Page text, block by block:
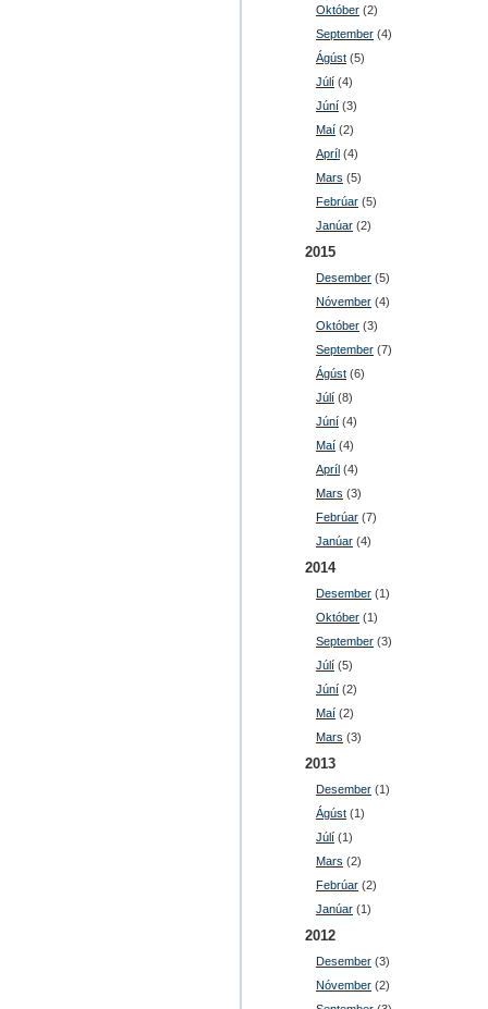
Október (2)
September (4)
Ágúst (5)
Júlí (4)
Júní (3)
Maí (2)
Apríl (4)
Mars (5)
Febrúar (5)
Janúar (2)
2015
Desember (5)
Nóvember (4)
Október (3)
September (7)
Ágúst (6)
Júlí (8)
Júní (4)
Maí (4)
Apríl (4)
Mars (3)
Febrúar (7)
Janúar (4)
2014
Desember (1)
Október (1)
September (3)
Júlí (5)
Júní (2)
Maí (2)
Mars (3)
2013
Desember (1)
Ágúst (1)
Júlí (1)
Mars (2)
Febrúar (2)
Janúar (1)
2012
Desember (3)
Nóvember (2)